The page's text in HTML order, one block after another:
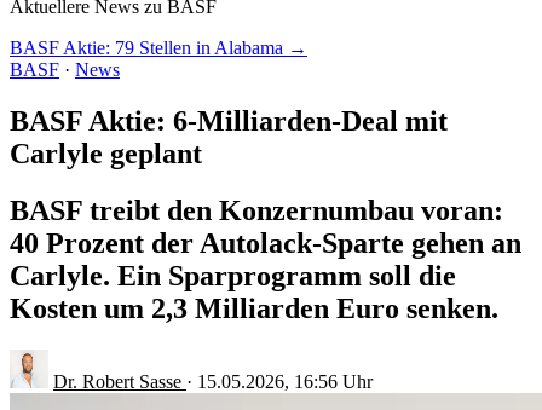
Aktuellere News zu BASF
BASF Aktie: 79 Stellen in Alabama →
BASF · News
BASF Aktie: 6-Milliarden-Deal mit
Carlyle geplant
BASF treibt den Konzernumbau voran:
40 Prozent der Autolack-Sparte gehen an
Carlyle. Ein Sparprogramm soll die
Kosten um 2,3 Milliarden Euro senken.
Dr. Robert Sasse · 15.05.2026, 16:56 Uhr